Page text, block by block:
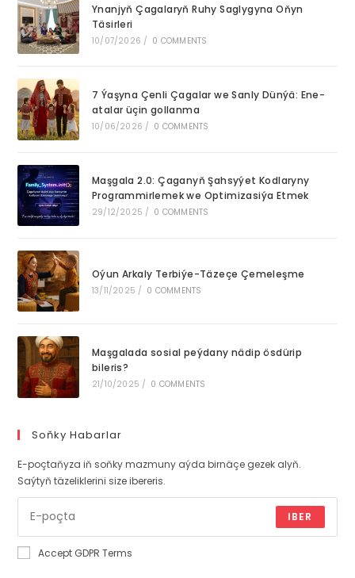
Ynanjyň Çagalaryň Ruhy Saglygyna Oňyn
Täsirleri
10/07/2026 / 0 COMMENTS
7 Ýaşyna Çenli Çagalar we Sanly Dünýä: Ene-
atalar üçin gollanma
10/06/2026 / 0 COMMENTS
Maşgala 2.0: Çaganyň Şahsyýet Kodlaryny
Programmirlemek we Optimizasiýa Etmek
29/12/2025 / 0 COMMENTS
Oýun Arkaly Terbiýe-Täzeçe Çemeleşme
13/11/2025 / 0 COMMENTS
Maşgalada sosial peýdany nädip ösdürip
bileris?
21/10/2025 / 0 COMMENTS
Soňky Habarlar
E-poçtaňyza iň soňky mazmuny aýda birnäçe gezek alyň.
Saýtyň täzeliklerini size ibereris.
IBER
Accept GDPR Terms